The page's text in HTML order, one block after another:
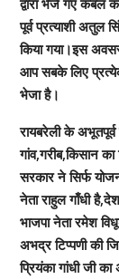
पूर्व प्रत्याशी अतुल
किया गया।इस
आप सबके लिए
भेजा है।
रायबरेली के अभूतपूर्व
गांव,गरीब,किसान
सरकार ने सिर्फ
नेता राहुल गाँधी
भाजपा नेता रमेश
अभद्र टिप्पणी की
प्रियंका गांधी जी